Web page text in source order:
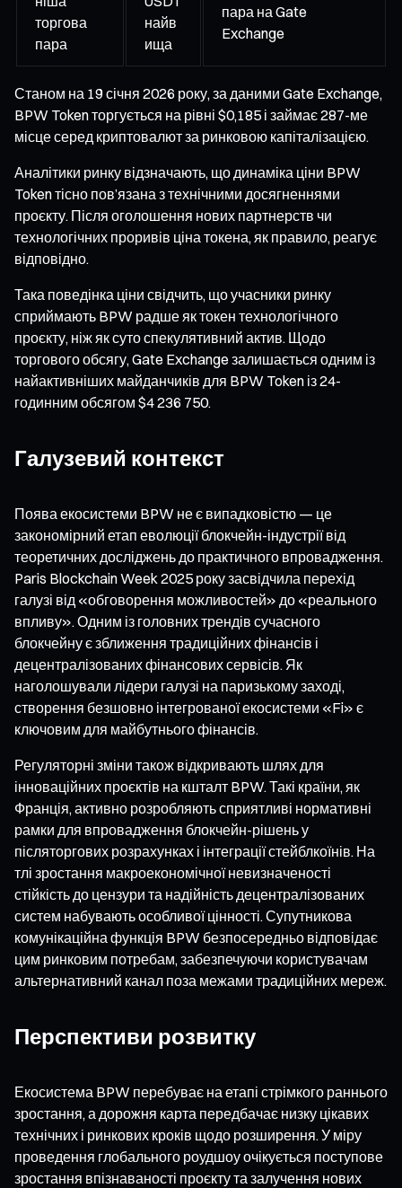
торгова
пара
найв
ища
пара на Gate
Exchange
Станом на 19 січня 2026 року, за даними Gate Exchange,
BPW Token торгується на рівні $0,185 і займає 287-ме
місце серед криптовалют за ринковою капіталізацією.
Аналітики ринку відзначають, що динаміка ціни BPW
Token тісно пов’язана з технічними досягненнями
проєкту. Після оголошення нових партнерств чи
технологічних проривів ціна токена, як правило, реагує
відповідно.
Така поведінка ціни свідчить, що учасники ринку
сприймають BPW радше як токен технологічного
проєкту, ніж як суто спекулятивний актив. Щодо
торгового обсягу, Gate Exchange залишається одним із
найактивніших майданчиків для BPW Token із 24-
годинним обсягом $4 236 750.
Галузевий контекст
Поява екосистеми BPW не є випадковістю — це
закономірний етап еволюції блокчейн-індустрії від
теоретичних досліджень до практичного впровадження.
Paris Blockchain Week 2025 року засвідчила перехід
галузі від «обговорення можливостей» до «реального
впливу». Одним із головних трендів сучасного
блокчейну є зближення традиційних фінансів і
децентралізованих фінансових сервісів. Як
наголошували лідери галузі на паризькому заході,
створення безшовно інтегрованої екосистеми «Fi» є
ключовим для майбутнього фінансів.
Регуляторні зміни також відкривають шлях для
інноваційних проєктів на кшталт BPW. Такі країни, як
Франція, активно розробляють сприятливі нормативні
рамки для впровадження блокчейн-рішень у
післяторгових розрахунках і інтеграції стейблкоїнів. На
тлі зростання макроекономічної невизначеності
стійкість до цензури та надійність децентралізованих
систем набувають особливої цінності. Супутникова
комунікаційна функція BPW безпосередньо відповідає
цим ринковим потребам, забезпечуючи користувачам
альтернативний канал поза межами традиційних мереж.
Перспективи розвитку
Екосистема BPW перебуває на етапі стрімкого раннього
зростання, а дорожня карта передбачає низку цікавих
технічних і ринкових кроків щодо розширення. У міру
проведення глобального роудшоу очікується поступове
зростання впізнаваності проєкту та залучення нових